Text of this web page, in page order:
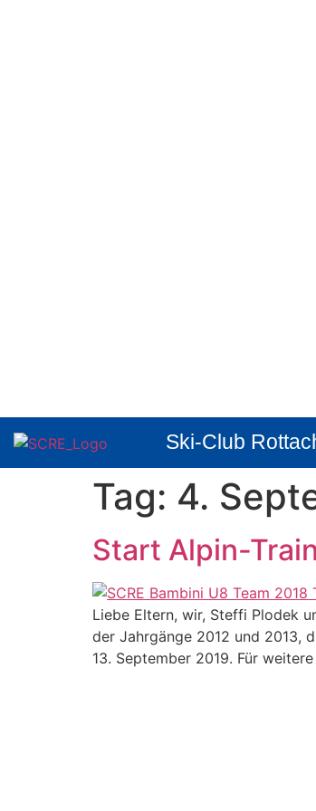
Ski-Club
Tag: 4.
Start Alpin-
Liebe Eltern, wir, Steffi Plodek
der Jahrgänge 2012 und 2013,
13. September 2019. Für